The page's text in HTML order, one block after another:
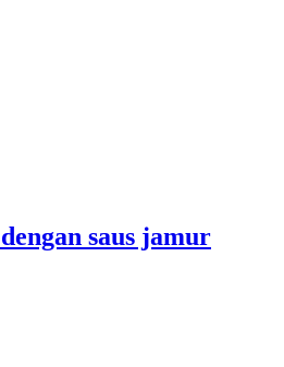
saus jamur